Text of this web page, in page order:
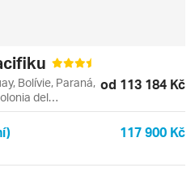
Bolívie, Paraná,
del
do Iguaçu,
de Chile,
od 113 184 Kč
117 900 Kč